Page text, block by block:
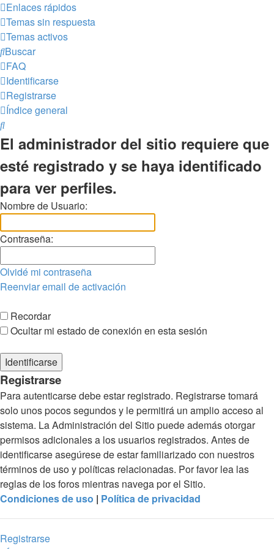
Enlaces rápidos
Temas sin respuesta
Temas activos
Buscar
FAQ
Identificarse
Registrarse
Índice general
Buscar
El administrador del sitio requiere que
esté registrado y se haya identificado
para ver perfiles.
Nombre de Usuario:
Contraseña:
Olvidé mi contraseña
Reenviar email de activación
Recordar
Ocultar mi estado de conexión en esta sesión
Registrarse
Para autenticarse debe estar registrado. Registrarse tomará
solo unos pocos segundos y le permitirá un amplio acceso al
sistema. La Administración del Sitio puede además otorgar
permisos adicionales a los usuarios registrados. Antes de
identificarse asegúrese de estar familiarizado con nuestros
términos de uso y políticas relacionadas. Por favor lea las
reglas de los foros mientras navega por el Sitio.
Condiciones de uso | Política de privacidad
Registrarse